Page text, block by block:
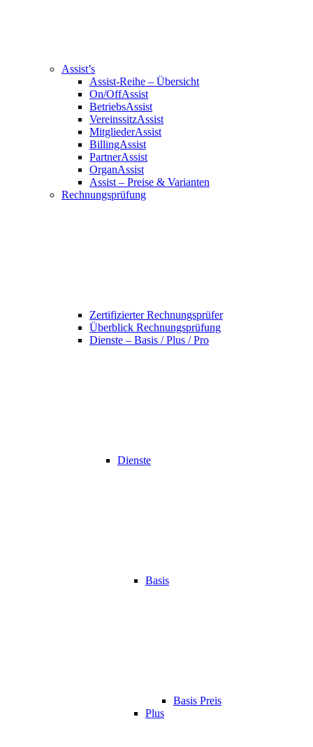
Assist’s
Assist-Reihe – Übersicht
On/OffAssist
BetriebsAssist
VereinssitzAssist
MitgliederAssist
BillingAssist
PartnerAssist
OrganAssist
Assist – Preise & Varianten
Rechnungsprüfung
Zertifizierter Rechnungsprüfer
Überblick Rechnungsprüfung
Dienste – Basis / Plus / Pro
Dienste
Basis
Basis Preis
Plus